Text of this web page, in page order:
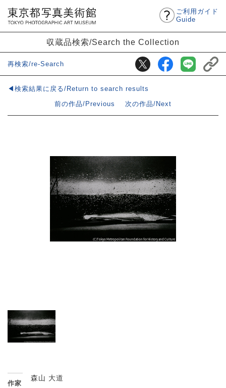
ご利用ガイド
Guide
収蔵品検索/Search the Collection
再検索/re-Search
◀検索結果に戻る/Return to search results
前の作品/Previous
次の作品/Next
作家
森山 大道